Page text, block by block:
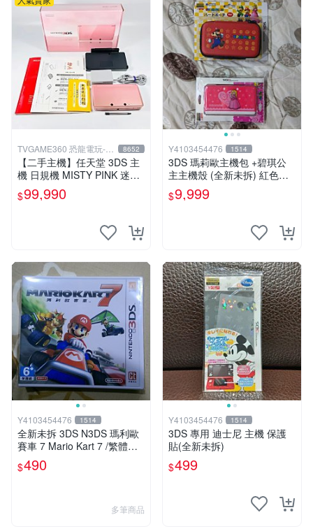
TVGAME360 恐龍電玩-台
中店
8652
【二手主機】任天堂 3DS 主
機 日規機 MISTY PINK 迷霧
粉 迷濛粉色 粉紅色【台中恐
龍電玩】
$99,990
Y4103454476 1514
3DS 瑪莉歐主機包 +碧琪公
主主機殼 (全新未拆) 紅色款
存 缺貨
$9,999
Y4103454476 1514
全新未拆 3DS N3DS 瑪利歐
賽車 7 Mario Kart 7 /繁體中
文版(台灣機專用)
$490
多筆商品
Y4103454476 1514
3DS 專用 迪士尼 主機 保護
貼(全新未拆)
$499